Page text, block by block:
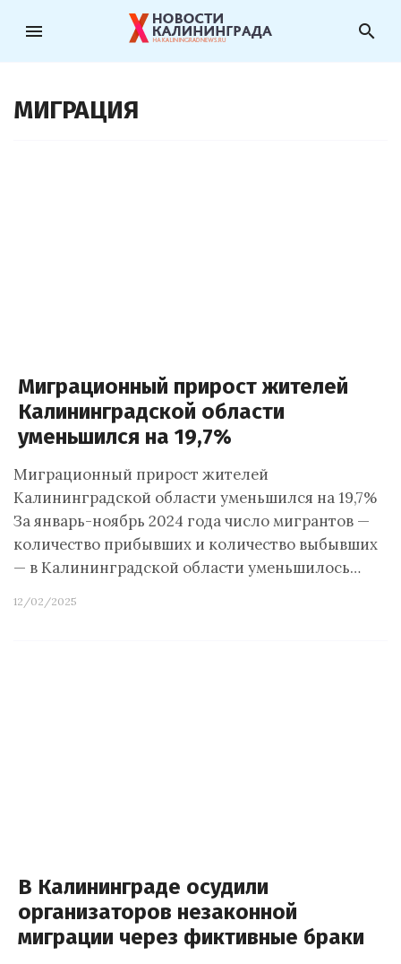
menu search
МИГРАЦИЯ
Миграционный прирост жителей
Калининградской области
уменьшился на 19,7%
Миграционный прирост жителей
Калининградской области уменьшился на 19,7%
За январь-ноябрь 2024 года число мигрантов —
количество прибывших и количество выбывших
— в Калининградской области уменьшилось…
12/02/2025
В Калининграде осудили
организаторов незаконной
миграции через фиктивные браки